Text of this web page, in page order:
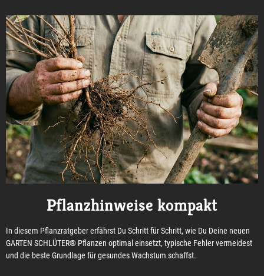
Pflanzhinweise kompakt
In diesem Pflanzratgeber erfährst Du Schritt für Schritt, wie Du Deine neuen
GARTEN SCHLÜTER® Pflanzen optimal einsetzt, typische Fehler vermeidest
und die beste Grundlage für gesundes Wachstum schaffst.